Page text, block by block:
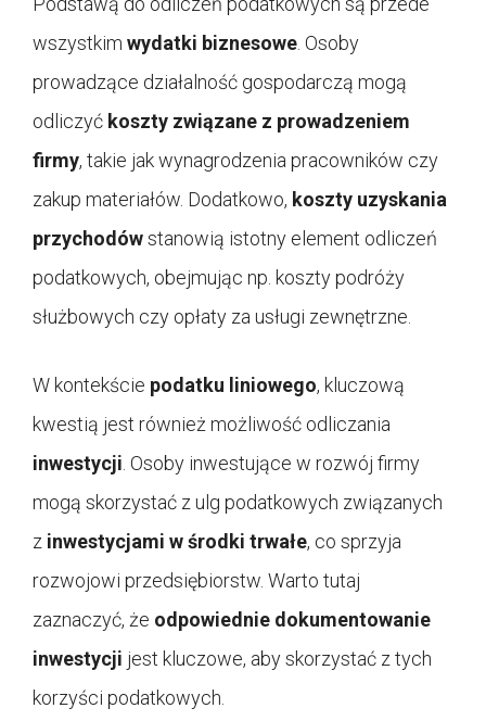
wszystkim wydatki biznesowe. Osoby
prowadzące działalność gospodarczą mogą
odliczyć koszty związane z prowadzeniem
firmy, takie jak wynagrodzenia pracowników czy
zakup materiałów. Dodatkowo, koszty uzyskania
przychodówstanowią istotny element odliczeń
podatkowych, obejmując np. koszty podróży
służbowych czy opłaty za usługi zewnętrzne.
W kontekście podatku liniowego, kluczową
kwestią jest również możliwość odliczania
inwestycji. Osoby inwestujące w rozwój firmy
mogą skorzystać z ulg podatkowych związanych
z inwestycjami w środki trwałe, co sprzyja
rozwojowi przedsiębiorstw. Warto tutaj
zaznaczyć, że odpowiednie dokumentowanie
inwestycji jest kluczowe, aby skorzystać z tych
korzyści podatkowych.